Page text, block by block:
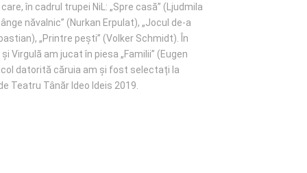
în cadrul trupei NiL: „Spre casă” (Ljudmila
năvalnic” (Nurkan Erpulat), „Jocul de-a
„Printre pești” (Volker Schmidt). În
Virgulă am jucat în piesa „Familii” (Eugen
datorită căruia am și fost selectați la
Teatru Tânăr Ideo Ideis 2019.